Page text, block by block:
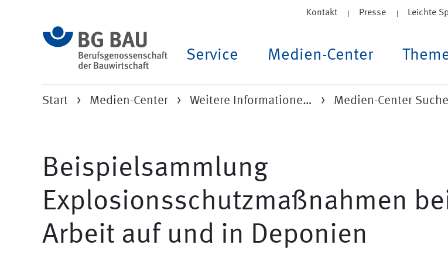
Kontakt Presse Leichte
Service Medien-Center
Start Medien-Center Weitere Informatione… Medien-Center Suche
Beispielsammlung
Explosionsschutzmaßnahmen
Arbeit auf und in Deponien